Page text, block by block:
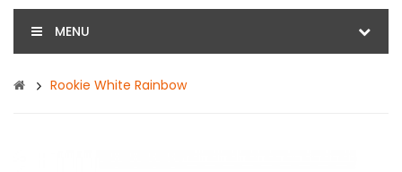
MENU
Rookie White Rainbow